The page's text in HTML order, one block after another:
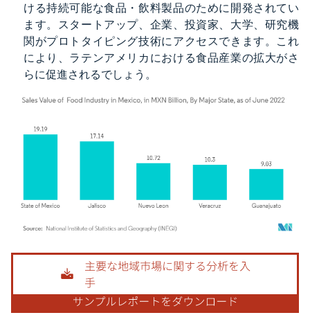
ける持続可能な食品・飲料製品のために開発されてい
ます。スタートアップ、企業、投資家、大学、研究機
関がプロトタイピング技術にアクセスできます。これ
により、ラテンアメリカにおける食品産業の拡大がさ
らに促進されるでしょう。
画像 © Mordor Intelligence。再利用にはCC BY 4.0の表示が必要です。